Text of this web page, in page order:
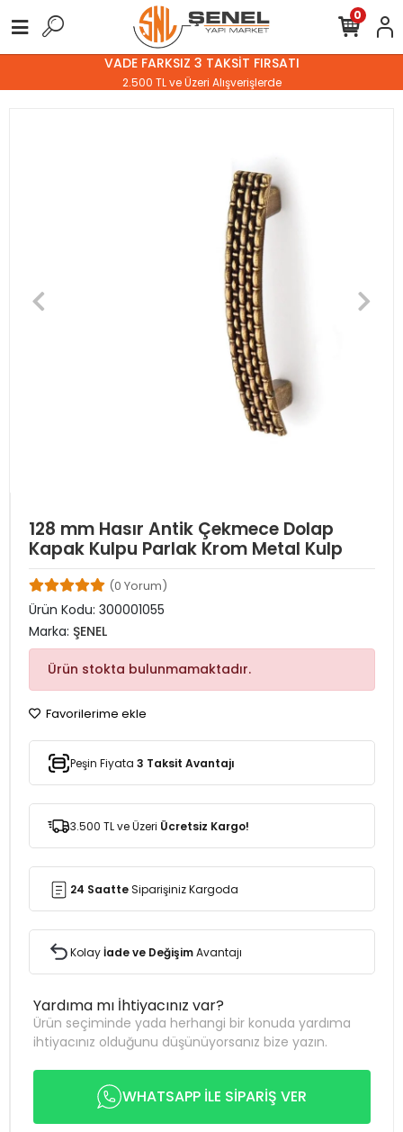
VADE FARKSIZ 3 TAKSİT FIRSATI
2.500 TL ve Üzeri Alışverişlerde
0
128 mm Hasır Antik Çekmece Dolap
Kapak Kulpu Parlak Krom Metal Kulp
(0 Yorum)
Ürün Kodu: 300001055
Marka: ŞENEL
Ürün stokta bulunmamaktadır.
Favorilerime ekle
Peşin Fiyata 3 Taksit Avantajı
3.500 TL ve Üzeri Ücretsiz Kargo!
24 SaatteSiparişiniz Kargoda
Kolayİade ve DeğişimAvantajı
Yardıma mı İhtiyacınız var?
Ürün seçiminde yada herhangi bir konuda yardıma
ihtiyacınız olduğunu düşünüyorsanız bize yazın.
WHATSAPP İLE SİPARİŞ VER